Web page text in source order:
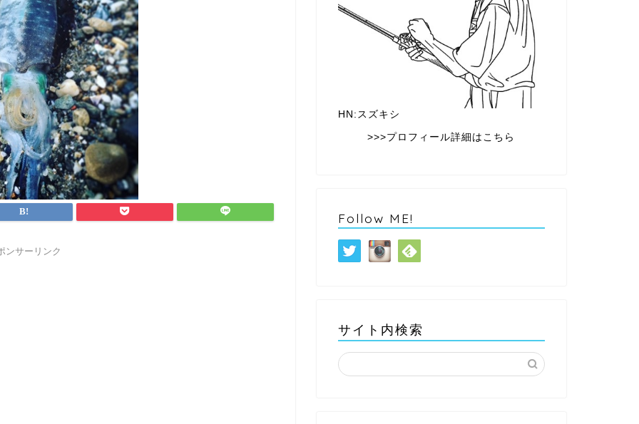
ンサーリンク
HN:スズキシ
>>>プロフィール詳細はこちら
Follow ME!
サイト内検索